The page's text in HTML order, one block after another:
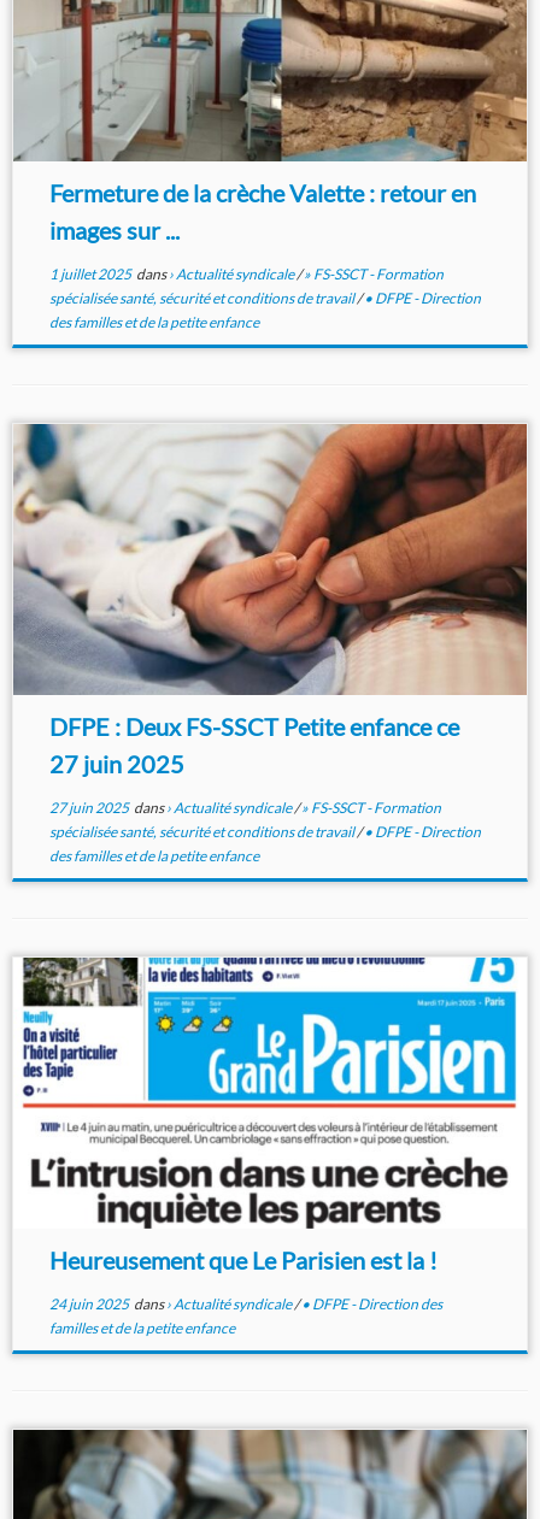
Fermeture de la crèche Valette : retour en
images sur ...
1 juillet 2025dans› Actualité syndicale/» FS-SSCT - Formation
spécialisée santé, sécurité et conditions de travail/• DFPE - Direction
des familles et de la petite enfance
DFPE : Deux FS-SSCT Petite enfance ce
27 juin 2025
27 juin 2025dans› Actualité syndicale/» FS-SSCT - Formation
spécialisée santé, sécurité et conditions de travail/• DFPE - Direction
des familles et de la petite enfance
Heureusement que Le Parisien est la !
24 juin 2025dans› Actualité syndicale/• DFPE - Direction des
familles et de la petite enfance